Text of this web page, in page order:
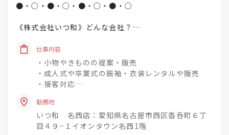
●・○・●・○・●・○・●・○
《株式会社いつ和》どんな会社？
「一人でも多く、一度でも多く、
着物着姿を増やしていく」
という理念を掲げています♪
興味関心を深めながら
成長できる社風◎
仕事内容
・小物やきものの提案・販売
・成人式や卒業式の振袖・衣装レンタルや販売
・接客対応
・おでかけ会 / 着付け教室 / お手入れ相談会のご
案内
勤務地
いつ和 名西店：愛知県名古屋市西区香呑町６丁
目４９−１イオンタウン名西1階